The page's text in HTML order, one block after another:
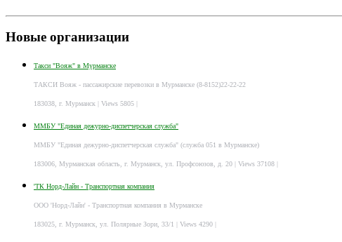
Новые организации
Такси "Вояж" в Мурманске
ТАКСИ Вояж - пассажирские перевозки в Мурманске (8-8152)22-22-22
183038, г. Мурманск | Views 5805 |
ММБУ "Единая дежурно-диспетчерская служба"
ММБУ "Единая дежурно-диспетчерская служба" (служба 051 в Мурманске)
183006, Мурманская область, г. Мурманск, ул. Профсоюзов, д. 20 | Views 37108 |
'ТК Норд-Лайн - Транспортная компания
ООО 'Норд-Лайн' - Транспортная компания в Мурманске
183025, г. Мурманск, ул. Полярные Зори, 33/1 | Views 4290 |